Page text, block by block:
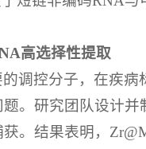
高选择性提取
调控分子，在疾
。研究团队设计
。结果表明，